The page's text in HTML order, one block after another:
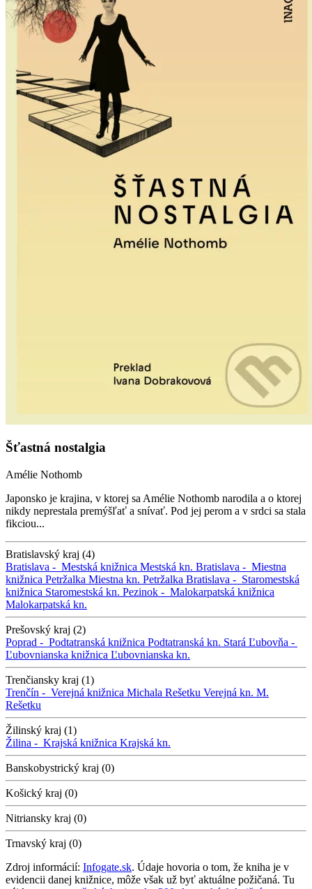
Šťastná nostalgia
Amélie Nothomb
Japonsko je krajina, v ktorej sa Amélie Nothomb narodila a o ktorej
nikdy neprestala premýšľať a snívať. Pod jej perom a v srdci sa stala
fikciou...
Bratislavský kraj (4)
Bratislava - Mestská knižnica Mestská kn. Bratislava - Miestna
knižnica Petržalka Miestna kn. Petržalka Bratislava - Staromestská
knižnica Staromestská kn. Pezinok - Malokarpatská knižnica
Malokarpatská kn.
Prešovský kraj (2)
Poprad - Podtatranská knižnica Podtatranská kn. Stará Ľubovňa -
Ľubovnianska knižnica Ľubovnianska kn.
Trenčiansky kraj (1)
Trenčín - Verejná knižnica Michala Rešetku Verejná kn. M.
Rešetku
Žilinský kraj (1)
Žilina - Krajská knižnica Krajská kn.
Banskobystrický kraj (0)
Košický kraj (0)
Nitriansky kraj (0)
Trnavský kraj (0)
Zdroj informácií: Infogate.sk. Údaje hovoria o tom, že kniha je v
evidencii danej knižnice, môže však už byť aktuálne požičaná. Tu